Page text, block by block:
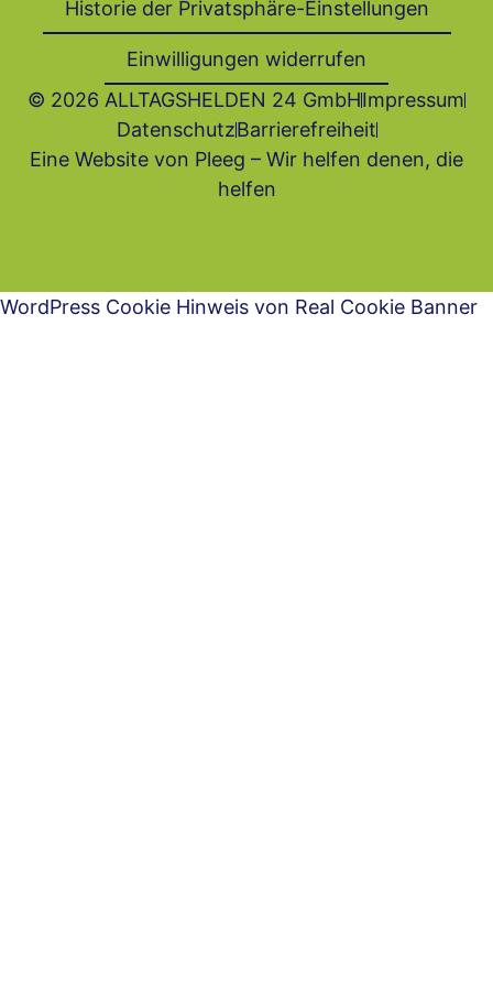
Historie der Privatsphäre-Einstellungen
Einwilligungen widerrufen
© 2026 ALLTAGSHELDEN 24 GmbHImpressum
DatenschutzBarrierefrei­heit
Eine Website von Pleeg – Wir helfen denen, die
helfen
WordPress Cookie Hinweis von Real Cookie Banner